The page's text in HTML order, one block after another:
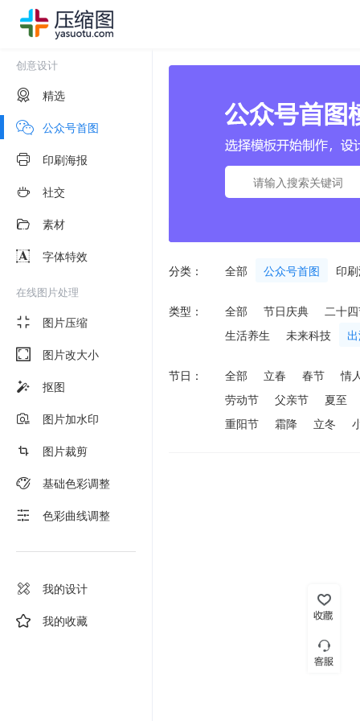
创意设计
精选
公众号首图
印刷海报
社交
素材
字体特效
在线图片处理
图片压缩
图片改大小
抠图
图片加水印
图片裁剪
基础色彩调整
色彩曲线调整
我的设计
我的收藏
分类： 全部 公众号首图 印
类型： 全部 节日庆典
二十
生活养生
未来科技
节日： 全部 立春 春节
情
劳动节
父亲节
夏至
重阳节
霜降 立冬